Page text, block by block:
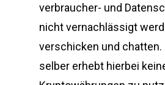
verbraucher- und
nicht vernachlässigt
verschicken und chatten.
selber erhebt hierbei